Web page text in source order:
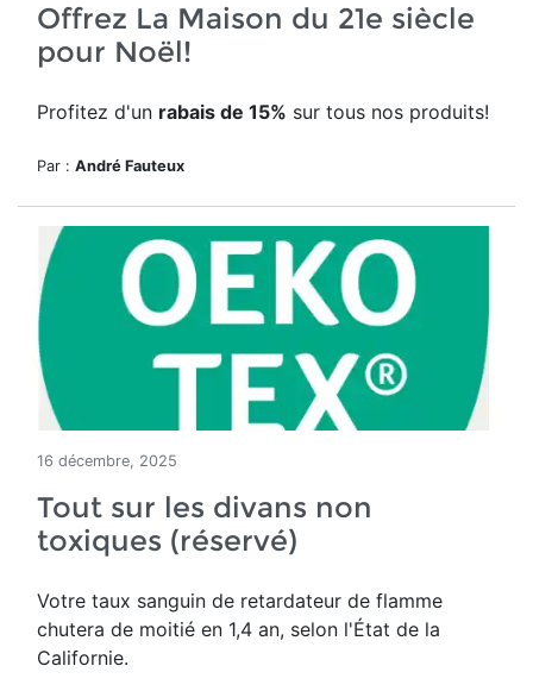
Offrez La Maison du 21e siècle
pour Noël!
Profitez d'un rabais de 15% sur tous nos produits!
Par : André Fauteux
16 décembre, 2025
Tout sur les divans non
toxiques (réservé)
Votre taux sanguin de retardateur de flamme
chutera de moitié en 1,4 an, selon l'État de la
Californie.